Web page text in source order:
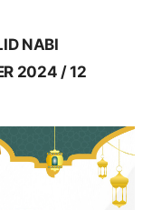
NABI
2024 / 12